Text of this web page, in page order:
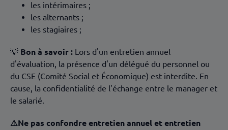
les intérimaires ;
les alternants ;
les stagiaires ;
💡 Bon à savoir : Lors d'un entretien annuel
d'évaluation, la présence d'un délégué du personnel ou
du CSE (Comité Social et Économique) est interdite. En
cause, la confidentialité de l'échange entre le manager et
le salarié.
⚠️Ne pas confondre entretien annuel et entretien